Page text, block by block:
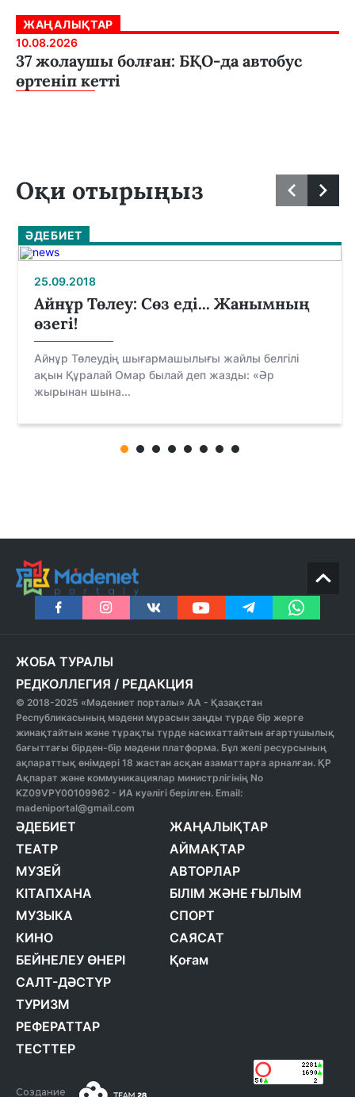
ЖАҢАЛЫҚТАР
10.08.2026
37 жолаушы болған: БҚО-да автобус
өртеніп кетті
Оқи отырыңыз
ӘДЕБИЕТ
25.09.2018
Айнұр Төлеу: Сөз еді... Жанымның
өзегі!
Айнұр Төлеудің шығармашылығы жайлы белгілі
ақын Құралай Омар былай деп жазды: «Әр
жырынан шына...
ЖОБА ТУРАЛЫ
РЕДКОЛЛЕГИЯ / РЕДАКЦИЯ
© 2018-2025 «Мәдениет порталы» АА - Қазақстан
Республикасының мәдени мұрасын заңды түрде бір жерге
жинақтайтын және тұрақты түрде насихаттайтын ағартушылық
бағыттағы бірден-бір мәдени платформа. Бұл желі ресурсының
ақпараттық өнімдері 18 жастан асқан азаматтарға арналған. ҚР
Ақпарат және коммуникациялар министрлігінің No
KZ09VPY00109962 - ИА куәлігі берілген. Email:
madeniportal@gmail.com
ӘДЕБИЕТ
ТЕАТР
МУЗЕЙ
КІТАПХАНА
МУЗЫКА
КИНО
БЕЙНЕЛЕУ ӨНЕРІ
САЛТ-ДӘСТҮР
ТУРИЗМ
РЕФЕРАТТАР
ТЕСТТЕР
ЖАҢАЛЫҚТАР
АЙМАҚТАР
АВТОРЛАР
БІЛІМ ЖӘНЕ ҒЫЛЫМ
СПОРТ
САЯСАТ
Қоғам
Создание